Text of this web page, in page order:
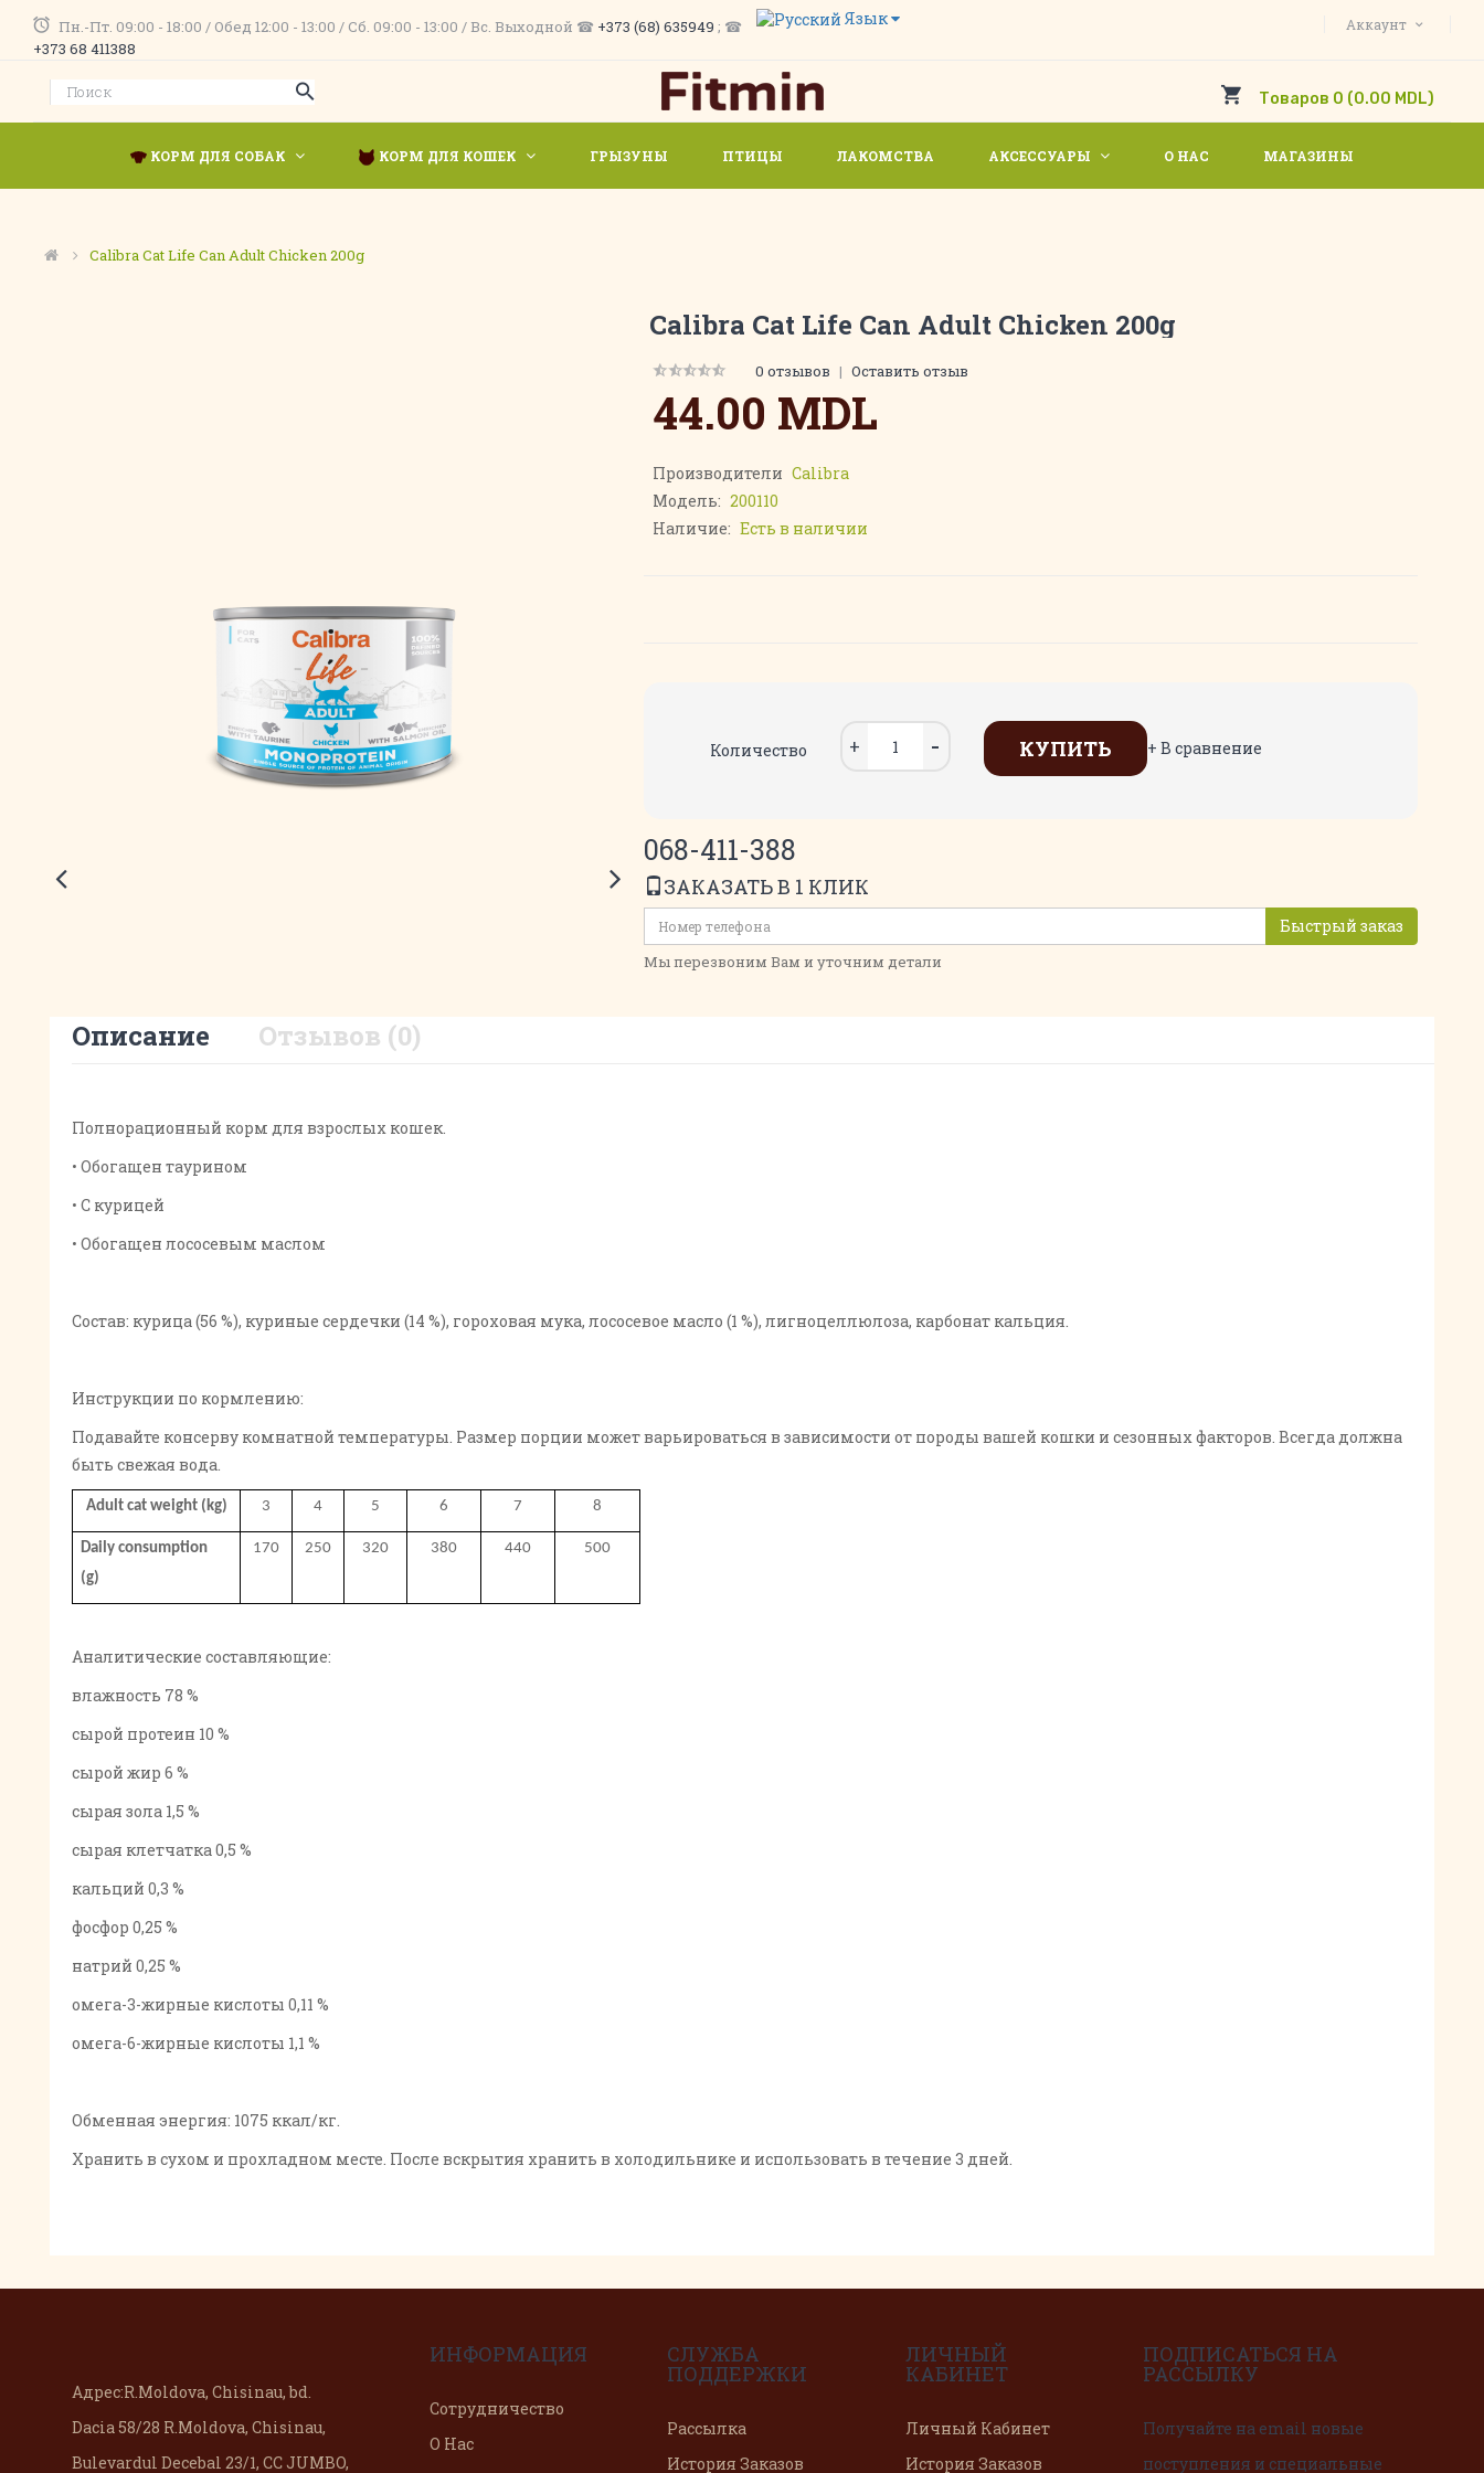
Пн.-Пт. 09:00 - 18:00 / Обед 12:00 - 13:00 / Сб. 09:00 - 13:00 / Вс. Выходной ☎ +373 (68) 635949 ; ☎
+373 68 411388
Аккаунт
Язык
Товаров 0 (0.00 MDL)
КОРМ ДЛЯ СОБАК КОРМ ДЛЯ КОШЕК ГРЫЗУНЫ ПТИЦЫ ЛАКОМСТВА АКСЕССУАРЫ О НАС МАГАЗИНЫ
Calibra Cat Life Can Adult Chicken 200g
Calibra Cat Life Can Adult Chicken 200g
0 отзывов | Оставить отзыв
44.00 MDL
Производители Calibra
Модель: 200110
Наличие: Есть в наличии
Количество КУПИТЬ + В сравнение
068-411-388
ЗАКАЗАТЬ В 1 КЛИК
Быстрый заказ
Мы перезвоним Вам и уточним детали
Описание Отзывов (0)
Полнорационный корм для взрослых кошек.
• Обогащен таурином
• С курицей
• Обогащен лососевым маслом
Состав: курица (56 %), куриные сердечки (14 %), гороховая мука, лососевое масло (1 %), лигноцеллюлоза, карбонат кальция.
Инструкции по кормлению:
Подавайте консерву комнатной температуры. Размер порции может варьироваться в зависимости от породы вашей кошки и сезонных факторов. Всегда должна
быть свежая вода.
Adult cat weight (kg) 3 4 5 6 7 8
Daily consumption
(g)
170 250 320 380 440 500
Аналитические составляющие:
влажность 78 %
сырой протеин 10 %
сырой жир 6 %
сырая зола 1,5 %
сырая клетчатка 0,5 %
кальций 0,3 %
фосфор 0,25 %
натрий 0,25 %
омега-3-жирные кислоты 0,11 %
омега-6-жирные кислоты 1,1 %
Обменная энергия: 1075 ккал/кг.
Хранить в сухом и прохладном месте. После вскрытия хранить в холодильнике и использовать в течение 3 дней.
Адрес:R.Moldova, Chisinau, bd.
Dacia 58/28 R.Moldova, Chisinau,
Bulevardul Decebal 23/1, CC JUMBO,
ИНФОРМАЦИЯ
Сотрудничество
О Нас
СЛУЖБА
ПОДДЕРЖКИ
Рассылка
История Заказов
ЛИЧНЫЙ
КАБИНЕТ
Личный Кабинет
История Заказов
ПОДПИСАТЬСЯ НА
РАССЫЛКУ
Получайте на email новые
поступления и специальные